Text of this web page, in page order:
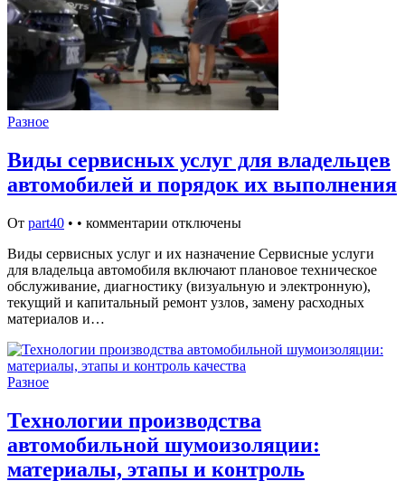
Разное
Виды сервисных услуг для владельцев
автомобилей и порядок их выполнения
От part40 • • комментарии отключены
Виды сервисных услуг и их назначение Сервисные услуги
для владельца автомобиля включают плановое техническое
обслуживание, диагностику (визуальную и электронную),
текущий и капитальный ремонт узлов, замену расходных
материалов и…
Разное
Технологии производства
автомобильной шумоизоляции:
материалы, этапы и контроль